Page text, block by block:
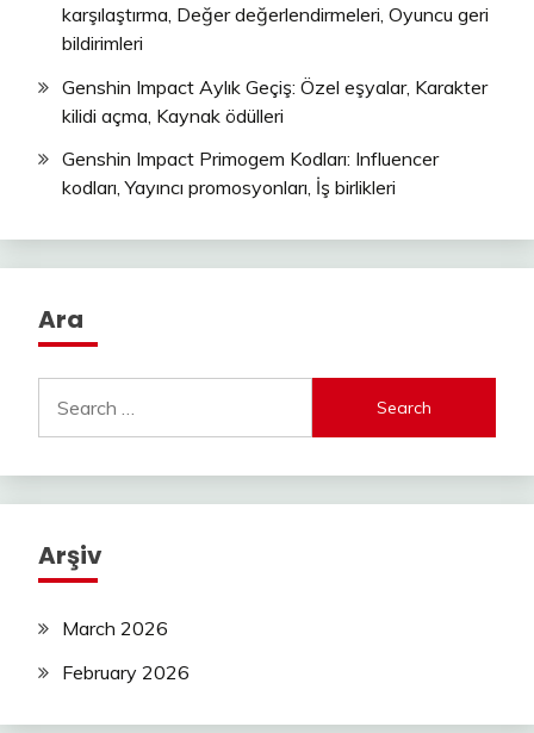
karşılaştırma, Değer değerlendirmeleri, Oyuncu geri
bildirimleri
Genshin Impact Aylık Geçiş: Özel eşyalar, Karakter
kilidi açma, Kaynak ödülleri
Genshin Impact Primogem Kodları: Influencer
kodları, Yayıncı promosyonları, İş birlikleri
Ara
for:
Arşiv
March 2026
February 2026